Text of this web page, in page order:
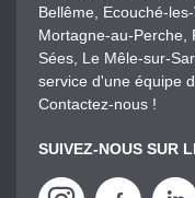
Bellême, Ecouché-
Mortagne-au-Perche,
Sées, Le Mêle-sur-
service d'une équipe
Contactez-nous !
SUIVEZ-NOUS SUR